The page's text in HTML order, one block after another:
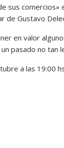
sus
de Gustavo
en valor
pasado no tan
a las 19:00